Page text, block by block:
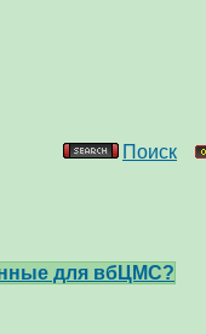
Поиск
для вбЦМС?